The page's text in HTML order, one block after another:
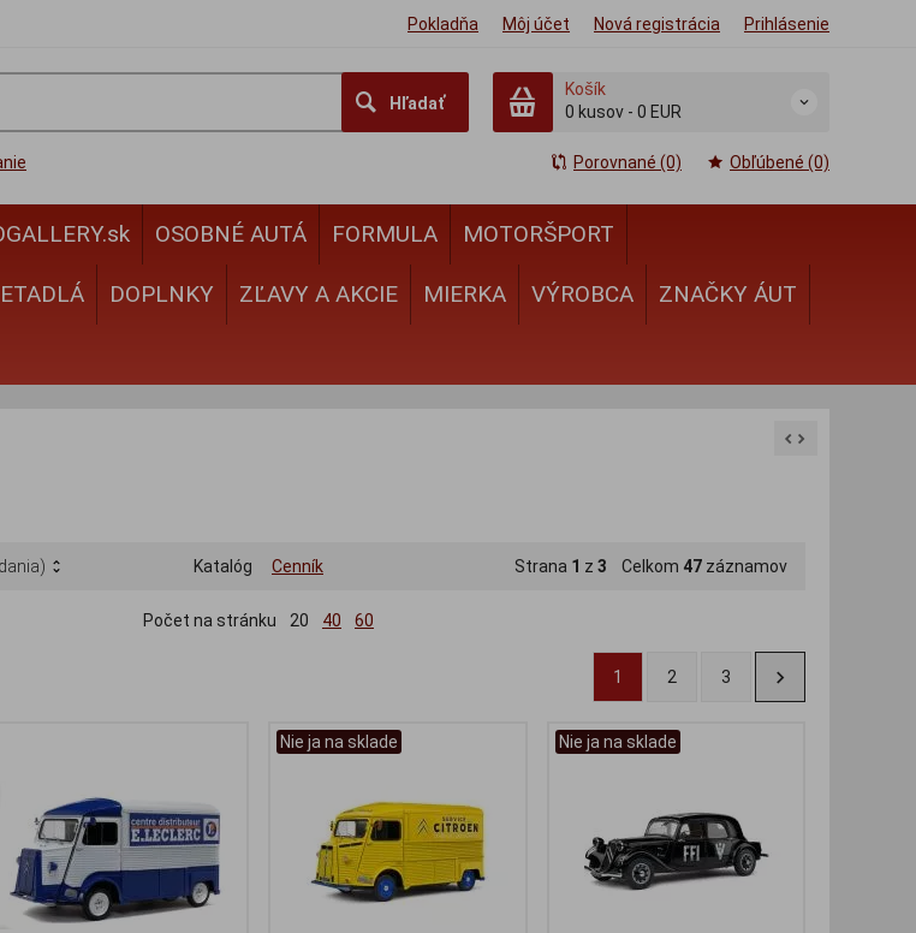
Pokladňa Môj účet Nová registrácia Prihlásenie
Hľadať
Košík
0 kusov - 0 EUR
Porovnané (0) Obľúbené (0)
OSOBNÉ AUTÁ FORMULA MOTORŠPORT
DOPLNKY ZĽAVY A AKCIE MIERKA VÝROBCA ZNAČKY ÁUT
Katalóg Cenník Strana 1 z 3 Celkom 47 záznamov
Počet na stránku 20 40 60
1 2 3
Nie ja na sklade Nie ja na sklade